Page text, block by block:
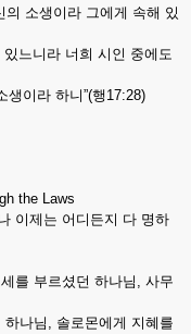
소생이라 그에게 속해 있
니라 너희 시인 중에도
라 하니”(행17:28)
the Laws
제는 어디든지 다 명하
부르셨던 하나님, 사무
님, 솔로몬에게 지혜를